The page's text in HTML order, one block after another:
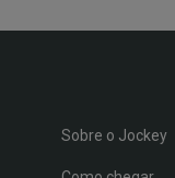
Sobre o Jockey